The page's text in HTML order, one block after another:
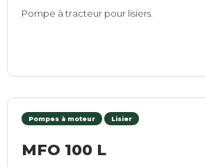
Pompe à tracteur pour lisiers.
Pompes à moteur Lisier
MFO 100 L